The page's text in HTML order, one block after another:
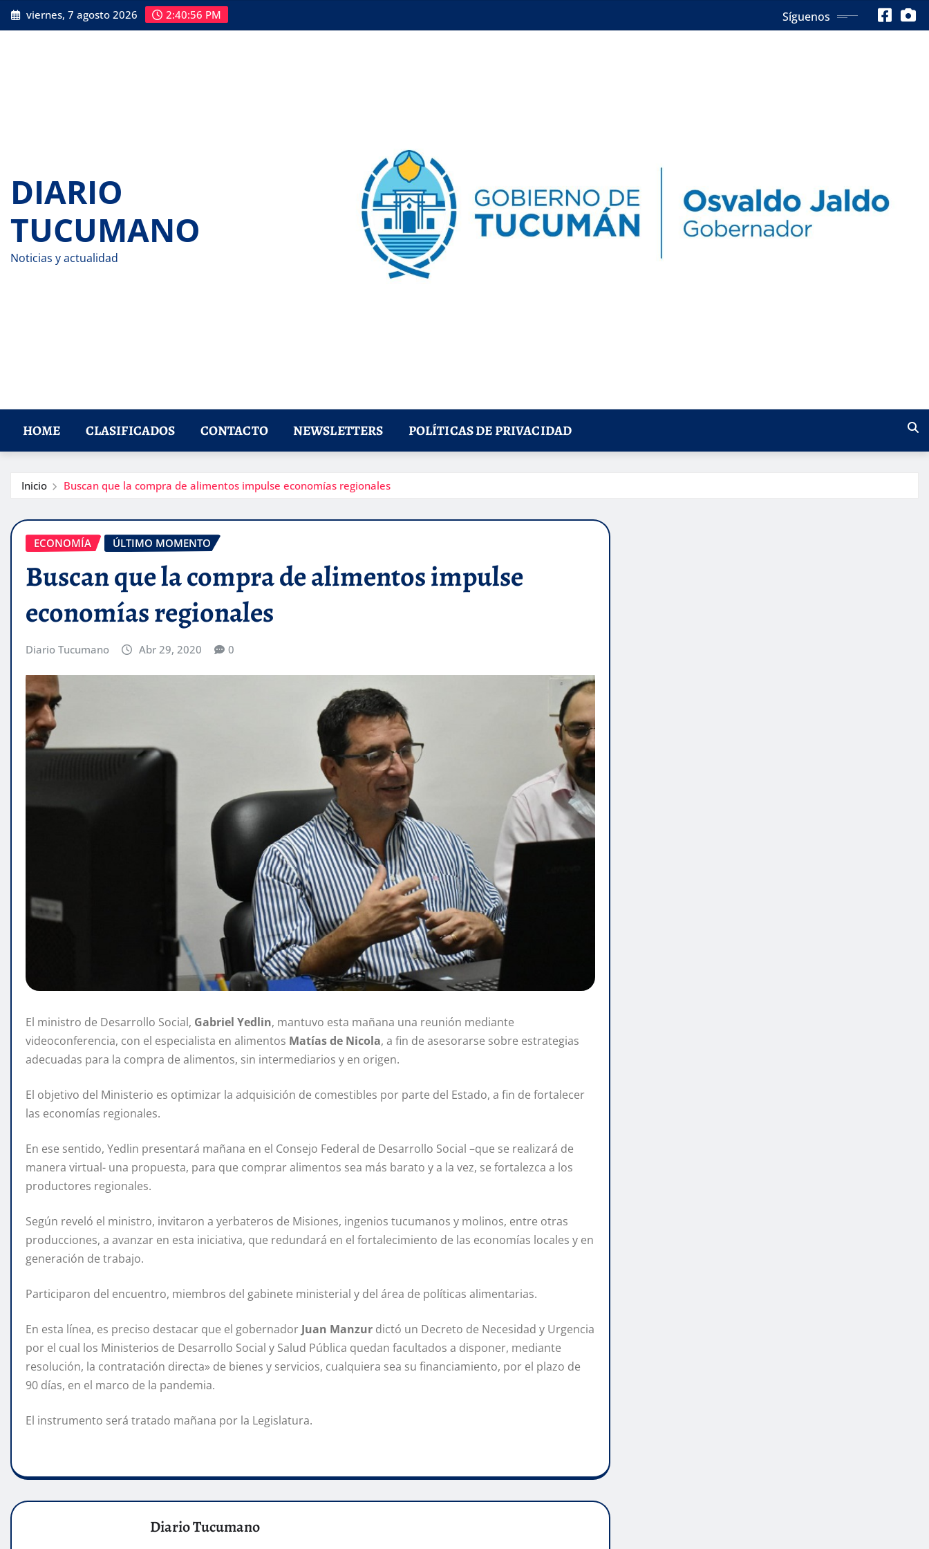
Saltar
al
viernes, 7 agosto 2026 2:40:57 PM Síguenos
DIARIO
TUCUMANO
Noticias y actualidad
HOME CLASIFICADOS CONTACTO NEWSLETTERS POLÍTICAS DE PRIVACIDAD
Inicio Buscan que la compra de alimentos impulse economías regionales
ECONOMÍA ÚLTIMO MOMENTO
Buscan que la compra de alimentos impulse
economías regionales
Diario Tucumano Abr 29, 2020 0
El ministro de Desarrollo Social, Gabriel Yedlin, mantuvo esta mañana una reunión mediante
videoconferencia, con el especialista en alimentos Matías de Nicola, a fin de asesorarse sobre estrategias
adecuadas para la compra de alimentos, sin intermediarios y en origen.
El objetivo del Ministerio es optimizar la adquisición de comestibles por parte del Estado, a fin de fortalecer
las economías regionales.
En ese sentido, Yedlin presentará mañana en el Consejo Federal de Desarrollo Social –que se realizará de
manera virtual- una propuesta, para que comprar alimentos sea más barato y a la vez, se fortalezca a los
productores regionales.
Según reveló el ministro, invitaron a yerbateros de Misiones, ingenios tucumanos y molinos, entre otras
producciones, a avanzar en esta iniciativa, que redundará en el fortalecimiento de las economías locales y en
generación de trabajo.
Participaron del encuentro, miembros del gabinete ministerial y del área de políticas alimentarias.
En esta línea, es preciso destacar que el gobernador Juan Manzur dictó un Decreto de Necesidad y Urgencia
por el cual los Ministerios de Desarrollo Social y Salud Pública quedan facultados a disponer, mediante
resolución, la contratación directa» de bienes y servicios, cualquiera sea su financiamiento, por el plazo de
90 días, en el marco de la pandemia.
El instrumento será tratado mañana por la Legislatura.
Diario Tucumano